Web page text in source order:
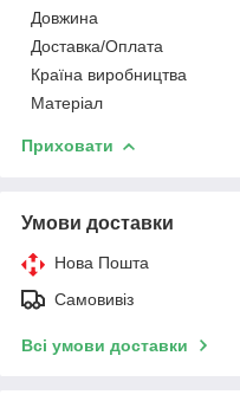
Довжина
Доставка/Оплата
Країна виробництва
Матеріал
Приховати
Умови доставки
Нова Пошта
Самовивіз
Всі умови доставки